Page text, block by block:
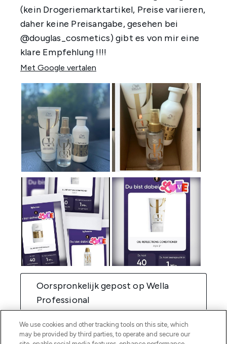
We use cookies and other tracking tools on this site, which
may be provided by third parties, to operate and secure our